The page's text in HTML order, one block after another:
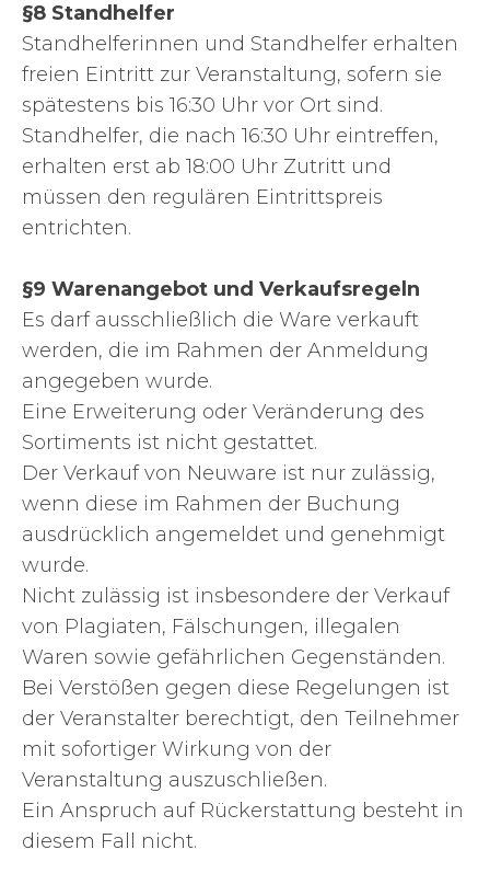
§8 Standhelfer
Standhelferinnen und Standhelfer erhalten
freien Eintritt zur Veranstaltung, sofern sie
spätestens bis 16:30 Uhr vor Ort sind.
Standhelfer, die nach 16:30 Uhr eintreffen,
erhalten erst ab 18:00 Uhr Zutritt und
müssen den regulären Eintrittspreis
entrichten.
§9 Warenangebot und Verkaufsregeln
Es darf ausschließlich die Ware verkauft
werden, die im Rahmen der Anmeldung
angegeben wurde.
Eine Erweiterung oder Veränderung des
Sortiments ist nicht gestattet.
Der Verkauf von Neuware ist nur zulässig,
wenn diese im Rahmen der Buchung
ausdrücklich angemeldet und genehmigt
wurde.
Nicht zulässig ist insbesondere der Verkauf
von Plagiaten, Fälschungen, illegalen
Waren sowie gefährlichen Gegenständen.
Bei Verstößen gegen diese Regelungen ist
der Veranstalter berechtigt, den Teilnehmer
mit sofortiger Wirkung von der
Veranstaltung auszuschließen.
Ein Anspruch auf Rückerstattung besteht in
diesem Fall nicht.